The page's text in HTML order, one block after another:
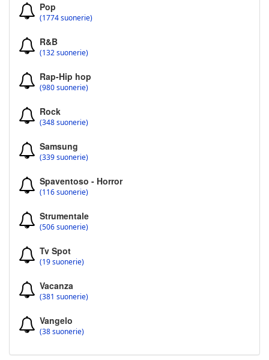
Pop
(1774 suonerie)
R&B
(132 suonerie)
Rap-Hip hop
(980 suonerie)
Rock
(348 suonerie)
Samsung
(339 suonerie)
Spaventoso - Horror
(116 suonerie)
Strumentale
(506 suonerie)
Tv Spot
(19 suonerie)
Vacanza
(381 suonerie)
Vangelo
(38 suonerie)